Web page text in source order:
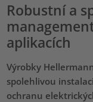
Robustní a
aplikacích
Výrobky
spolehlivou
ochranu